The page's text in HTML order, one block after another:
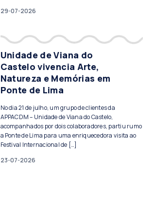
29-07-2026
Unidade de Viana do
Castelo vivencia Arte,
Natureza e Memórias em
Ponte de Lima
No dia 21 de julho, um grupo de clientes da
APPACDM – Unidade de Viana do Castelo,
acompanhados por dois colaboradores, partiu rumo
a Ponte de Lima para uma enriquecedora visita ao
Festival Internacional de […]
23-07-2026